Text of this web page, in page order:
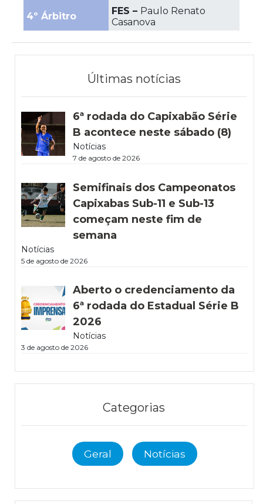
4º Árbitro
FES – Paulo Renato
Casanova
Últimas notícias
6ª rodada do Capixabão Série
B acontece neste sábado (8)
Notícias
7 de agosto de 2026
Semifinais dos Campeonatos
Capixabas Sub-11 e Sub-13
começam neste fim de
semana
Notícias
5 de agosto de 2026
Aberto o credenciamento da
6ª rodada do Estadual Série B
2026
Notícias
3 de agosto de 2026
Categorias
Geral Notícias